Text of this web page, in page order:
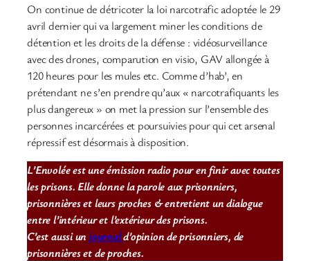
On continue de détricoter la loi narcotrafic adoptée le 29
avril dernier qui va largement miner les conditions de
détention et les droits de la défense : vidéosurveillance
avec des drones, comparution en visio, GAV allongée à
120 heures pour les mules etc. Comme d’hab’, en
prétendant ne s’en prendre qu’aux « narcotrafiquants les
plus dangereux » on met la pression sur l’ensemble des
personnes incarcérées et poursuivies pour qui cet arsenal
répressif est désormais à disposition.
L’Envolée est une émission radio pour en finir avec toutes
les prisons. Elle donne la parole aux prisonniers,
prisonnières et leurs proches & entretient un dialogue
entre l’intérieur et l’extérieur des prisons.
C’est aussi unjournald’opinion de prisonniers, de
prisonnières et de proches.